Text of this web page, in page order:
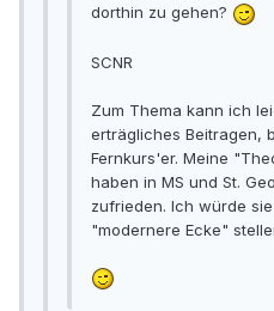
dorthin zu gehen?
SCNR
Zum Thema kann ich
erträgliches Beitragen,
Fernkurs'er. Meine
haben in MS und St.
zufrieden. Ich würde
"modernere Ecke"